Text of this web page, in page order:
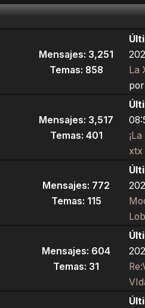
Mensajes: 3,251
Temas: 858
La
por
Mensajes: 3,517
Temas: 401
xtx
Mensajes: 772
Temas: 115
Mensajes: 604
Temas: 31